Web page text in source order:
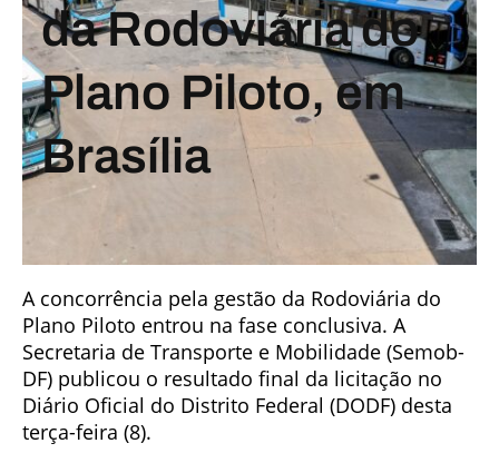
da Rodoviária do
Plano Piloto, em
Brasília
A concorrência pela gestão da Rodoviária do
Plano Piloto entrou na fase conclusiva. A
Secretaria de Transporte e Mobilidade (Semob-
DF) publicou o resultado final da licitação no
Diário Oficial do Distrito Federal (DODF) desta
terça-feira (8).